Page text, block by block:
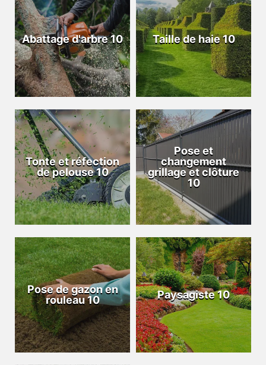
Abattage d'arbre 10 Taille de haie 10
Tonte et réfection
de pelouse 10
Pose et
changement
grillage et clôture
10
Pose de gazon en
rouleau 10
Paysagiste 10